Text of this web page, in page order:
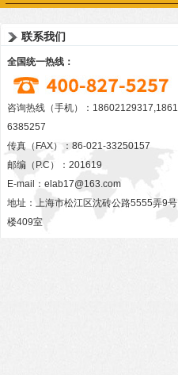
联系我们
全国统一热线：
咨询热线（手机）：18602129317,1861
6385257
传真（FAX）：86-021-33250157
邮编（P.C）：201619
E-mail： elab17@163.com
地址：上海市松江区沈砖公路5555弄9号
楼409室